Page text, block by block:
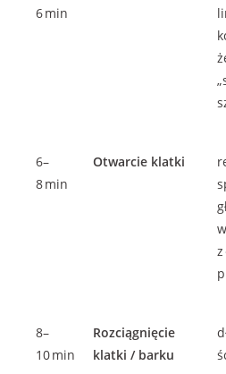
6 min
6–
8 min
Otwarcie klatki
8–
10 min
Rozciągnięcie
klatki / barku